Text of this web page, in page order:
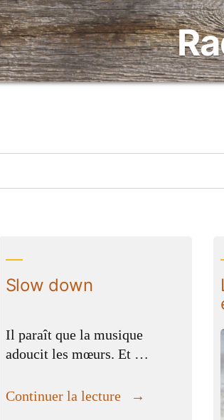
Slow down
Il paraît que la musique
adoucit les mœurs. Et …
Continuer la lecture
« Slow